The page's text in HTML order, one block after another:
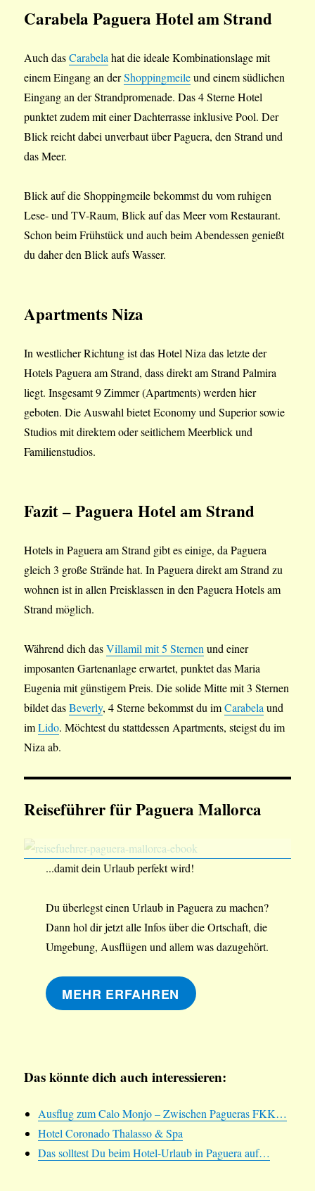
Carabela Paguera Hotel am Strand
Auch dasCarabelahat die ideale Kombinationslage mit
einem Eingang an derShoppingmeileund einem südlichen
Eingang an der Strandpromenade. Das 4 Sterne Hotel
punktet zudem mit einer Dachterrasse inklusive Pool. Der
Blick reicht dabei unverbaut über Paguera, den Strand und
das Meer.
Blick auf die Shoppingmeile bekommst du vom ruhigen
Lese- und TV-Raum, Blick auf das Meer vom Restaurant.
Schon beim Frühstück und auch beim Abendessen genießt
du daher den Blick aufs Wasser.
Apartments Niza
In westlicher Richtung ist das Hotel Niza das letzte der
Hotels Paguera am Strand, dass direkt am Strand Palmira
liegt. Insgesamt 9 Zimmer (Apartments) werden hier
geboten. Die Auswahl bietet Economy und Superior sowie
Studios mit direktem oder seitlichem Meerblick und
Familienstudios.
Fazit– Paguera Hotel am Strand
Hotels in Paguera am Strand gibt es einige, da Paguera
gleich 3 große Strände hat. In Paguera direkt am Strand zu
wohnen ist in allen Preisklassen in den Paguera Hotels am
Strand möglich.
Während dich dasVillamil mit 5 Sternenund einer
imposanten Gartenanlage erwartet, punktet das Maria
Eugenia mit günstigem Preis. Die solide Mitte mit 3 Sternen
bildet dasBeverly, 4 Sterne bekommst du imCarabelaund
imLido. Möchtest du stattdessen Apartments, steigst du im
Niza ab.
Reiseführer für Paguera Mallorca
...damit dein Urlaub perfekt wird!
Du überlegst einen Urlaub in Paguera zu machen?
Dann hol dir jetzt alle Infos über die Ortschaft, die
Umgebung, Ausflügen und allem was dazugehört.
MEHR ERFAHREN
Das könnte dich auch interessieren:
Ausflug zum Calo Monjo – Zwischen Pagueras FKK…
Hotel Coronado Thalasso & Spa
Das solltest Du beim Hotel-Urlaub in Paguera auf…